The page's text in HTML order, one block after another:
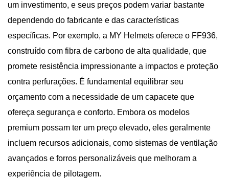
um investimento, e seus preços podem variar bastante
dependendo do fabricante e das características
específicas. Por exemplo, a MY Helmets oferece o FF936,
construído com fibra de carbono de alta qualidade, que
promete resistência impressionante a impactos e proteção
contra perfurações. É fundamental equilibrar seu
orçamento com a necessidade de um capacete que
ofereça segurança e conforto. Embora os modelos
premium possam ter um preço elevado, eles geralmente
incluem recursos adicionais, como sistemas de ventilação
avançados e forros personalizáveis ​​que melhoram a
experiência de pilotagem.